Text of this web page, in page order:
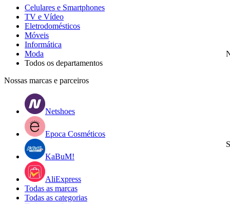
Celulares e Smartphones
TV e Vídeo
Eletrodomésticos
Móveis
Informática
Moda
Todos os departamentos
Nossas marcas e parceiros
Netshoes
Epoca Cosméticos
KaBuM!
AliExpress
Todas as marcas
Todas as categorias